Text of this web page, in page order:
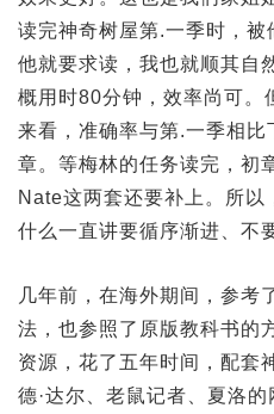
读完神奇树屋第.一季时，被
他就要求读，我也就顺其自
概用时80分钟，效率尚可。
来看，准确率与第.一季相比
章。等梅林的任务读完，初
Nate这两套还要补上。所以
什么一直讲要循序渐进、不
几年前，在海外期间，参考
法，也参照了原版教科书的
资源，花了五年时间，配套
德·达尔、老鼠记者、夏洛